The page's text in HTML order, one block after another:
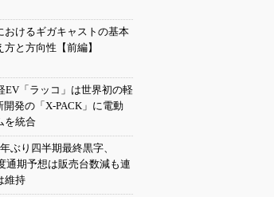
おけるギガキャストの基本
方と方向性【前編】
EV「ラッコ」は世界初の軽
開発の「X-PACK」に電動
を統合
ぶり四半期最終黒字、
通期予想は販売台数減も連
維持